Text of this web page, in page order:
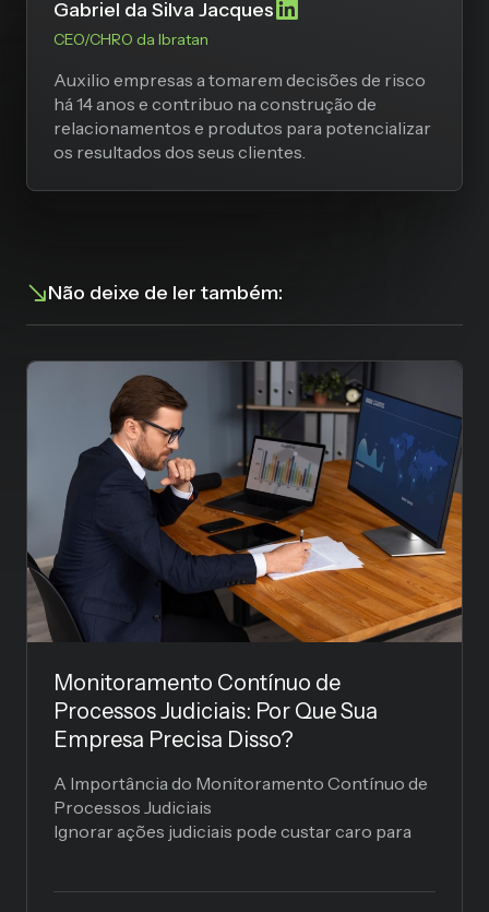
Gabriel da Silva Jacques
CEO/CHRO da Ibratan
Auxilio empresas a tomarem decisões de risco
há 14 anos e contribuo na construção de
relacionamentos e produtos para potencializar
os resultados dos seus clientes.
Não deixe de ler também:
Monitoramento Contínuo de
Processos Judiciais: Por Que Sua
Empresa Precisa Disso?
A Importância do Monitoramento Contínuo de
Processos Judiciais
Ignorar ações judiciais pode custar caro para